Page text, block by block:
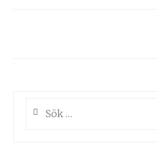
efter: